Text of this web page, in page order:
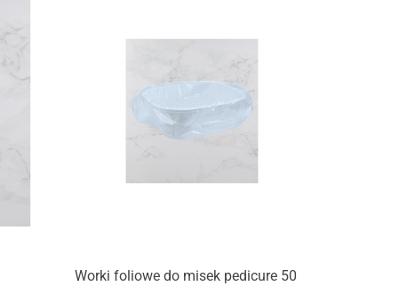
Worki foliowe do misek pedicure 50